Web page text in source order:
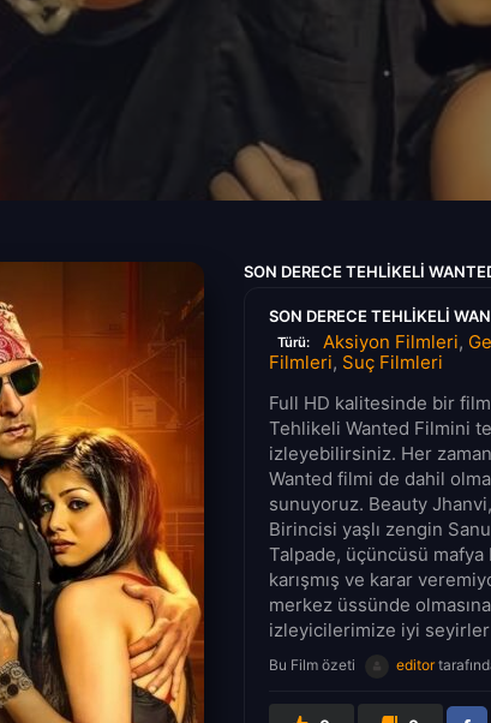
SON DERECE TEHLIKELI
SON DERECE TEHLIKELI
Türü: Aksiyon Filmleri,
Filmleri, Suç Filmleri
Full HD kalitesinde bir
Tehlikeli Wanted Filmini
izleyebilirsiniz. Her
Wanted filmi de dahil
sunuyoruz. Beauty
Birincisi yaşlı zengin
Talpade, üçüncüsü mafya
karışmış ve karar
merkez üssünde
izleyicilerimize iyi
Bu Film özeti editor